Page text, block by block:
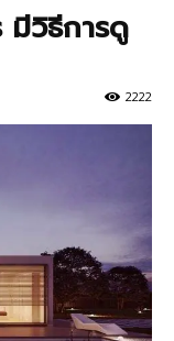
มีวิธีการดู
2222